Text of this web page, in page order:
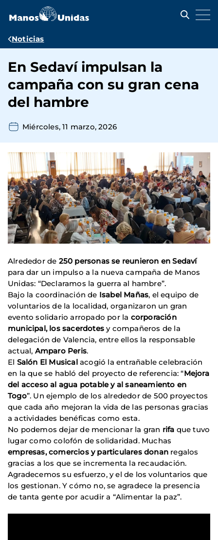
contenido
Ruta
navegación
Noticias
En Sedaví impulsan la
campaña con su gran cena
del hambre
Miércoles, 11 marzo, 2026
Alrededor de 250 personas se reunieron en Sedaví
para dar un impulso a la nueva campaña de Manos
Unidas: “Declaramos la guerra al hambre”.
Bajo la coordinación de Isabel Mañas, el equipo de
voluntarios de la localidad, organizaron un gran
evento solidario arropado por la corporación
municipal, los sacerdotes y compañeros de la
delegación de Valencia, entre ellos la responsable
actual, Amparo Peris.
El Salón El Musicalacogió la entrañable celebración
en la que se habló del proyecto de referencia: “Mejora
del acceso al agua potable y al saneamiento en
Togo”. Un ejemplo de los alrededor de 500 proyectos
que cada año mejoran la vida de las personas gracias
a actividades benéficas como esta.
No podemos dejar de mencionar la gran rifa que tuvo
lugar como colofón de solidaridad. Muchas
empresas, comercios y particulares donan regalos
gracias a los que se incrementa la recaudación.
Agradecemos su esfuerzo, y el de los voluntarios que
los gestionan. Y cómo no, se agradece la presencia
de tanta gente por acudir a “Alimentar la paz”.